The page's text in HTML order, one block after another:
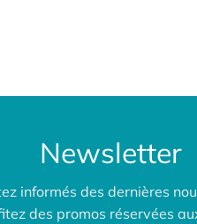
Newsletter
informés des dernières
des promos réservées